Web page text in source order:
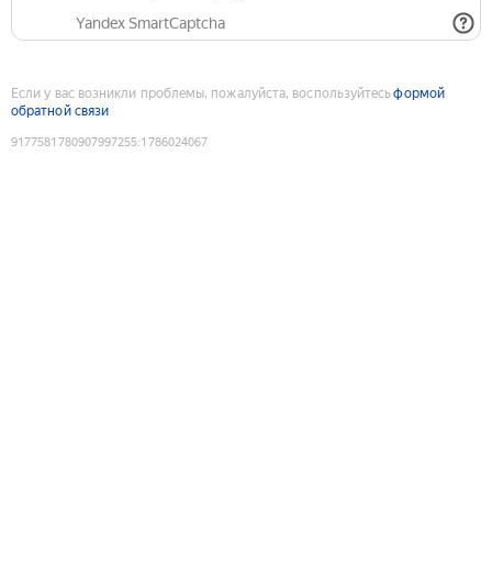
Yandex SmartCaptcha
Если у вас возникли проблемы, пожалуйста, воспользуйтесьформой
обратной связи
9177581780907997255:1786024067